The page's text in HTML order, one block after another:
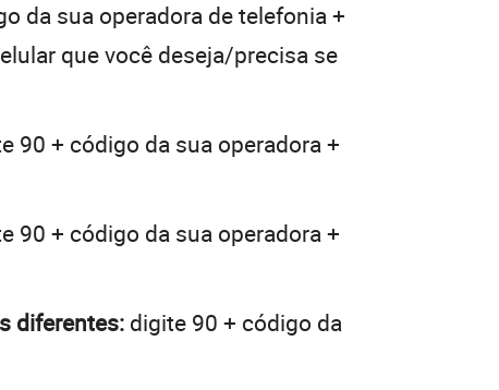
da sua operadora de telefonia +
que você deseja/precisa se
90 + código da sua operadora +
90 + código da sua operadora +
diferentes: digite 90 + código da